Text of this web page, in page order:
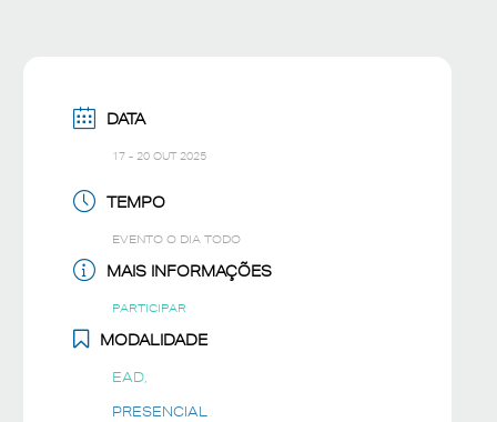
DATA
17 - 20 OUT 2025
TEMPO
EVENTO O DIA TODO
MAIS INFORMAÇÕES
PARTICIPAR
MODALIDADE
EAD,
PRESENCIAL